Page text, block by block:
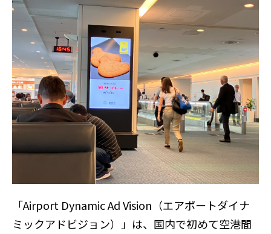
「Airport Dynamic Ad Vision（エアポートダイナ
ミックアドビジョン）」は、国内で初めて空港間